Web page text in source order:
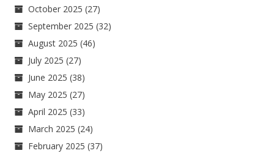
October 2025 (27)
September 2025 (32)
August 2025 (46)
July 2025 (27)
June 2025 (38)
May 2025 (27)
April 2025 (33)
March 2025 (24)
February 2025 (37)